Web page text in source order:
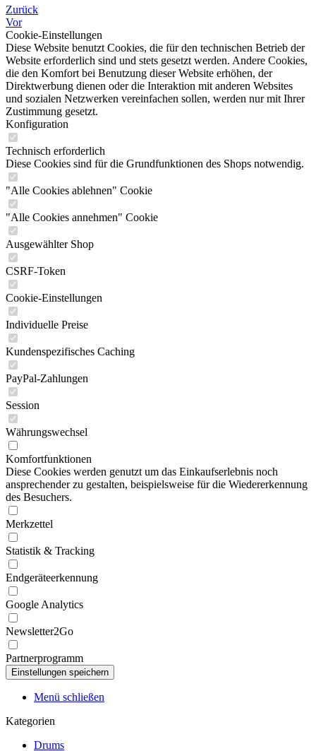
Zurück
Vor
Cookie-Einstellungen
Diese Website benutzt Cookies, die für den technischen Betrieb der
Website erforderlich sind und stets gesetzt werden. Andere Cookies,
die den Komfort bei Benutzung dieser Website erhöhen, der
Direktwerbung dienen oder die Interaktion mit anderen Websites
und sozialen Netzwerken vereinfachen sollen, werden nur mit Ihrer
Zustimmung gesetzt.
Konfiguration
Technisch erforderlich
Diese Cookies sind für die Grundfunktionen des Shops notwendig.
"Alle Cookies ablehnen" Cookie
"Alle Cookies annehmen" Cookie
Ausgewählter Shop
CSRF-Token
Cookie-Einstellungen
Individuelle Preise
Kundenspezifisches Caching
PayPal-Zahlungen
Session
Währungswechsel
Komfortfunktionen
Diese Cookies werden genutzt um das Einkaufserlebnis noch
ansprechender zu gestalten, beispielsweise für die Wiedererkennung
des Besuchers.
Merkzettel
Statistik & Tracking
Endgeräteerkennung
Google Analytics
Newsletter2Go
Partnerprogramm
Menü schließen
Kategorien
Drums